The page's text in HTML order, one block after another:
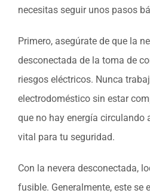
necesitas seguir unos pasos
Primero, asegúrate de que la
desconectada de la toma de
riesgos eléctricos. Nunca
electrodoméstico sin estar
que no hay energía circulando
vital para tu seguridad.
Con la nevera desconectada,
fusible. Generalmente, este se